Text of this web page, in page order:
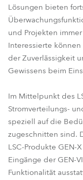
Lösungen bieten
und Projekten
Interessierte
der Zuverlässigkeit
Gewissens beim
Im Mittelpunkt des
Stromverteilungs-
speziell auf die
zugeschnitten sind.
LSC-Produkte GEN-
Eingänge der GEN-
Funktionalität